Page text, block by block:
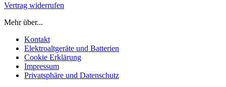
Vertrag widerrufen
Mehr über...
Kontakt
Elektroaltgeräte und Batterien
Cookie Erklärung
Impressum
Privatsphäre und Datenschutz